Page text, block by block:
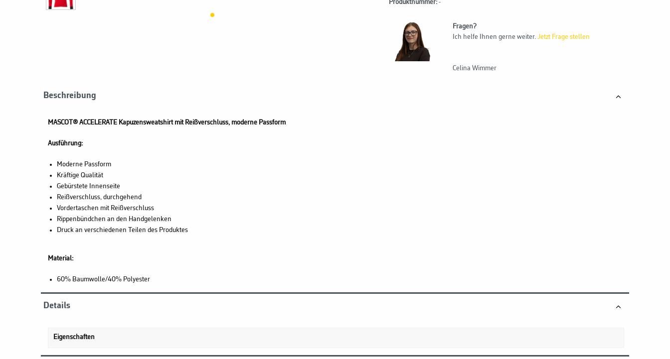
Produktnummer: -
Fragen?
Ich helfe Ihnen gerne weiter.Jetzt Frage stellen
Celina Wimmer
Beschreibung
MASCOT® ACCELERATE Kapuzensweatshirt mit Reißverschluss, moderne Passform
Ausführung:
Moderne Passform
Kräftige Qualität
Gebürstete Innenseite
Reißverschluss, durchgehend
Vordertaschen mit Reißverschluss
Rippenbündchen an den Handgelenken
Druck an verschiedenen Teilen des Produktes
Material:
60% Baumwolle/40% Polyester
Details
Eigenschaften